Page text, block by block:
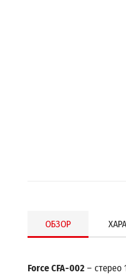
ОБЗОР
Force CFA-002 – стерео